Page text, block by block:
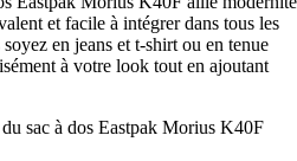
et facile à intégrer dans tous les
en jeans et t-shirt ou en tenue
à votre look tout en ajoutant
sac à dos Eastpak Morius K40F